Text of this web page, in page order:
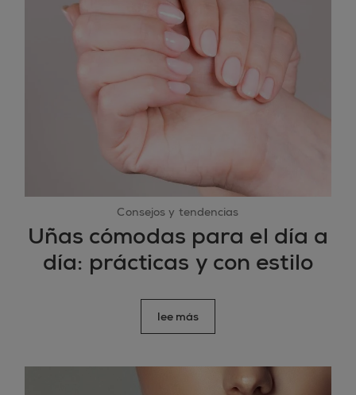
Consejos y tendencias
Uñas cómodas para el día a
día: prácticas y con estilo
lee más